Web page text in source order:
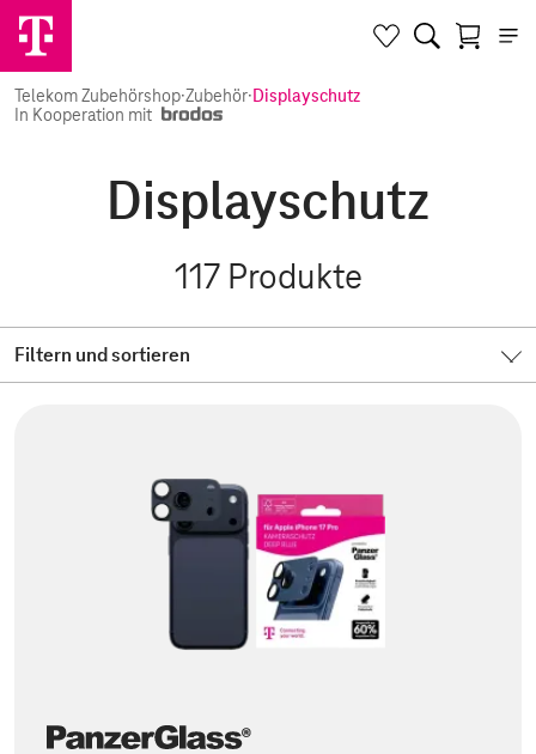
Telekom Zubehörshop·Zubehör·Displayschutz
In Kooperation mit
Displayschutz
117 Produkte
Filtern und sortieren